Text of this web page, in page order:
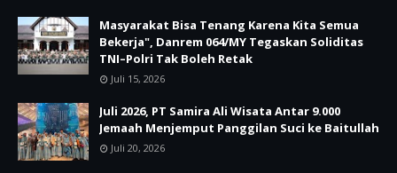
Masyarakat Bisa Tenang Karena Kita Semua
Bekerja", Danrem 064/MY Tegaskan Soliditas
TNI–Polri Tak Boleh Retak
Juli 15, 2026
Juli 2026, PT Samira Ali Wisata Antar 9.000
Jemaah Menjemput Panggilan Suci ke Baitullah
Juli 20, 2026